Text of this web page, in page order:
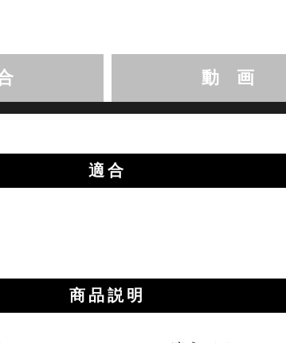
動 画
適合
商品説明